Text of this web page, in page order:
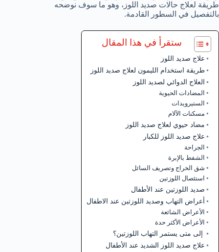
طريقة لعلاج حالات صديد اللوز، وهو ما سوف نوضحه
بالتفصيل في السطور القادمة.
ستقرأ في هذا المقال
علاج صديد اللوز
طريقة استخدام الليمون لعلاج صديد اللوز
العلاج الدوائي لصديد اللوز
المضادات الحيوية
الستيرويدات
مسكنات الآلام
مضاد حيوي لعلاج صديد اللوز
علاج صديد اللوز للكبار
الجراحة
الشفط بالإبرة
شق الخراج وتصريف السائل
استئصال اللوزتين
صديد اللوزتين عند الأطفال
أعراض التهاب وصديد اللوزتين عند الاطفال
الأعراض الشائعة
الأعراض الأكثر حدة
إلى متى يستمر التهاب اللوزتين؟
علاج صديد اللوز الشديد عند الأطفال